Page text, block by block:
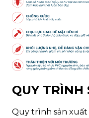
QUY TRÌNH
Quy trình sản